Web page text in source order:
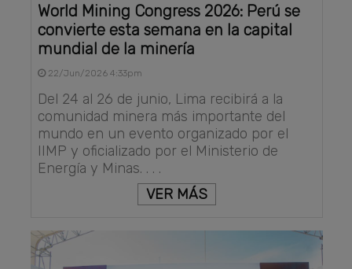
World Mining Congress 2026: Perú se
convierte esta semana en la capital
mundial de la minería
22/Jun/2026 4:33pm
Del 24 al 26 de junio, Lima recibirá a la
comunidad minera más importante del
mundo en un evento organizado por el
IIMP y oficializado por el Ministerio de
Energía y Minas. . . .
VER MÁS